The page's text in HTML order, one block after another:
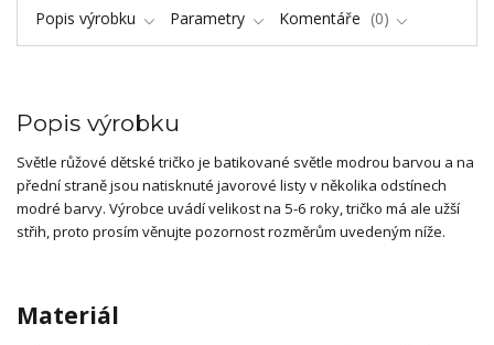
Popis výrobku Parametry Komentáře 0
Popis výrobku
Světle růžové dětské tričko je batikované světle modrou barvou a na
přední straně jsou natisknuté javorové listy v několika odstínech
modré barvy. Výrobce uvádí velikost na 5-6 roky, tričko má ale užší
střih, proto prosím věnujte pozornost rozměrům uvedeným níže.
Materiál